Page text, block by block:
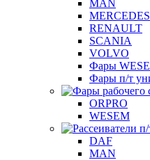
MAN
MERCEDES
RENAULT
SCANIA
VOLVO
Фары
Фары п/т
ORPRO
WESEM
DAF
MAN